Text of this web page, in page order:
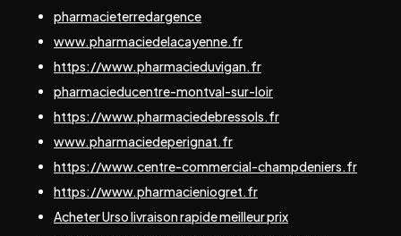
pharmacieterredargence
www.pharmaciedelacayenne.fr
https://www.pharmacieduvigan.fr
pharmacieducentre-montval-sur-loir
https://www.pharmaciedebressols.fr
www.pharmaciedeperignat.fr
https://www.centre-commercial-champdeniers.fr
https://www.pharmacieniogret.fr
Acheter Urso livraison rapide meilleur prix